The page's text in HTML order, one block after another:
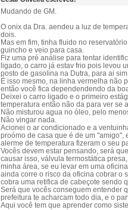
Mudando de GM.
O onix da Dra. aendeu a luz de
dois.
Mas em fim, tinha fluido no
guincho e veio para casa.
Fiz uma pré análise para tentar
ligado, o carro já estav frio pois levou
posto de gasolina na Dutra, para ai
É isso mesmo, na linha vermelha não
então você fica dependendendo da
Deixei o carro ligado e o primeiro
temperatura então não da para ver se
Não misturou agua no óleo, pelo
Não vingar nada.
Acionei o ar condicionado e a
proómo de casa que é de um "amigo",
alerme de temperatura fizeram o seu
Vocês devem estar pensando, será
causar isso, válvula termostática
minha área, se eu levar em uma
ainda corre o risco da oficina cobrar o
cobra uma retifica de cabeçote sendo
Será que vocês conseguem entender
prefeitura te acharcam todo dia, e o
Aqui você tem que aprender como